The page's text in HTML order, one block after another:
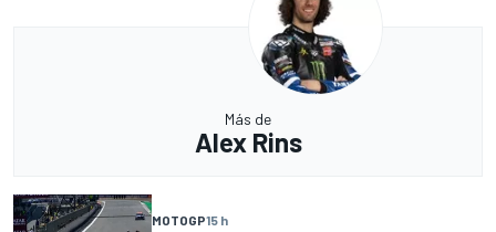
Más de
Alex Rins
MOTOGP15 h